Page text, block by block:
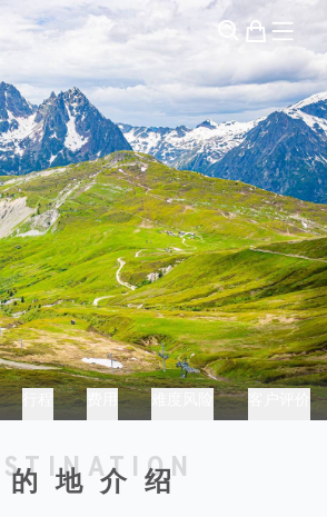
行程 费用 难度风险 客户评价
的地介绍